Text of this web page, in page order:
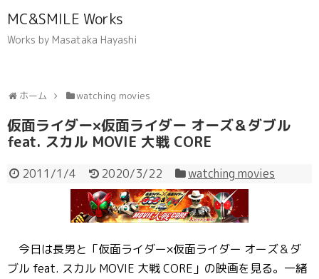
MC&SMILE Works
Works by Masataka Hayashi
ホーム watching movies
仮面ライダー×仮面ライダー オーズ＆ダブル
feat. スカル MOVIE 大戦 CORE
2011/1/4 2020/3/22 watching movies
今日は長男と「仮面ライダー×仮面ライダー オーズ＆ダ
ブル feat. スカル MOVIE 大戦 CORE」の映画を見る。一緒